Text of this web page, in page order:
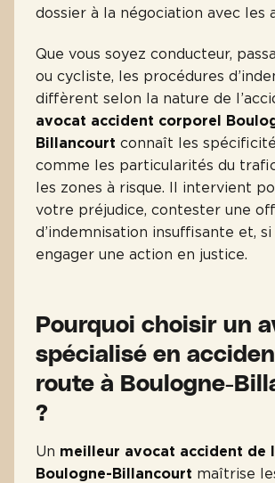
dossier à la négociation avec les
Que vous soyez conducteur,
ou cycliste, les procédures
diffèrent selon la nature de
avocat accident corporel
Billancourt connaît les
comme les particularités du
les zones à risque. Il intervient
votre préjudice, contester une
d’indemnisation insuffisante et, si
engager une action en justice.
Pourquoi choisir un
spécialisé en
route à Boulogne-
?
Un meilleur avocat accident de
Boulogne-Billancourt maîtrise